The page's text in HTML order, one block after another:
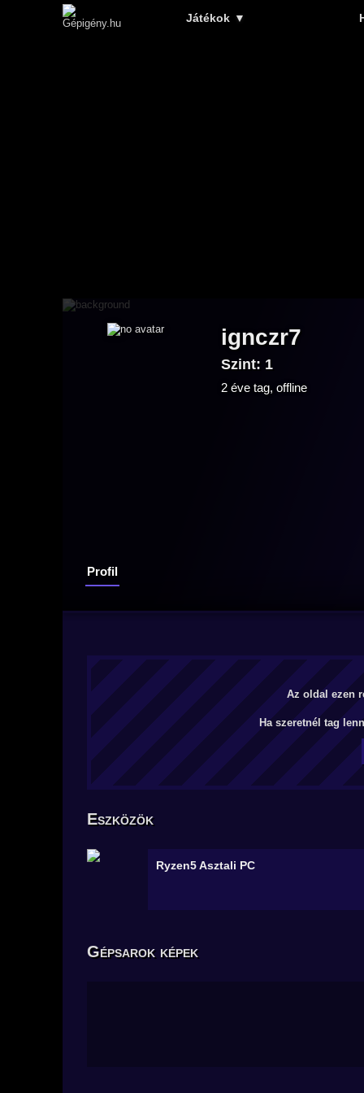
Játékok ▼
ignczr7
Szint: 1
2 éve tag, offline
Profil
Az oldal ezen
Ha szeretnél tag
Eszközök
Ryzen5Asztali PC
Gépsarok képek